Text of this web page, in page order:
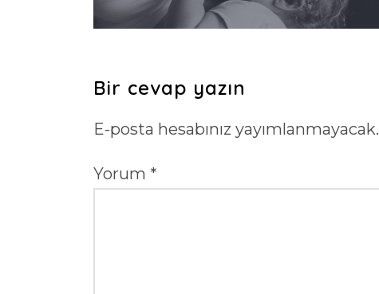
Bir cevap yazın
E-posta hesabınız yayımlanmayacak.
Yorum *